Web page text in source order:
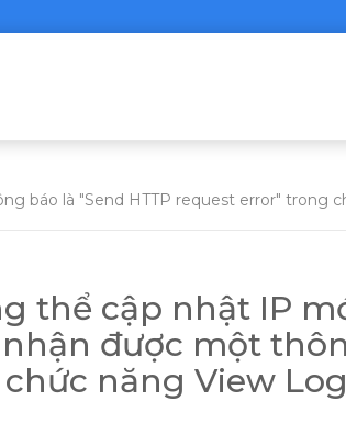
báo là "Send HTTP request error" trong
thể cập nhật IP
được một
năng View